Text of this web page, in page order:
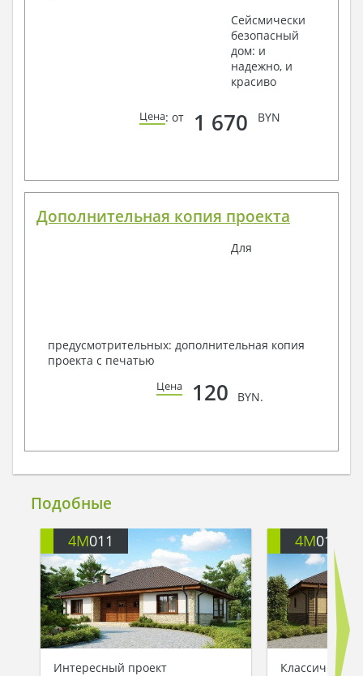
Сейсмически
безопасный
дом: и
надежно, и
красиво
Цена: от 1 670 BYN
Дополнительная копия проекта
Для
предусмотрительных: дополнительная копия
проекта с печатью
Цена 120 BYN.
Подобные
4M011
Интересный проект
4M011B